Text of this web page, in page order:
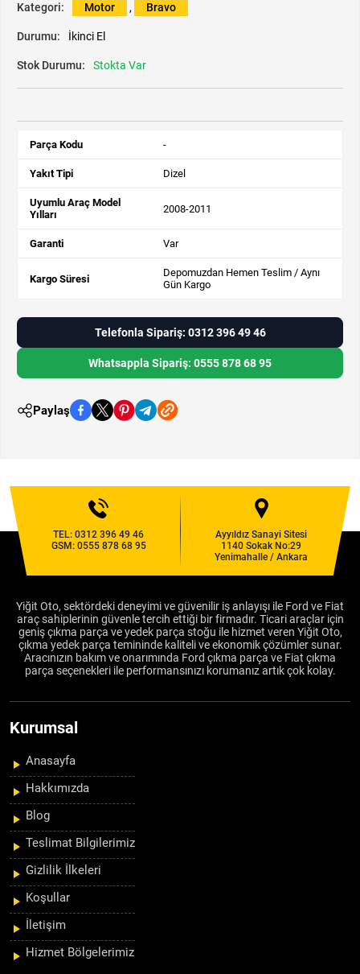
Kategori: Motor , Bravo
Durumu: İkinci El
Stok Durumu: Stokta Var
Parça Kodu -
Yakıt Tipi Dizel
Uyumlu Araç Model
Yılları
2008-2011
Garanti Var
Kargo Süresi
Depomuzdan Hemen Teslim / Aynı
Gün Kargo
Telefonla Sipariş: 0312 396 49 46
Whatsappla Sipariş: 0555 878 68 95
Paylaş
TEL:0312 396 49 46
GSM: 0555 878 68 95
Ayyıldız Sanayi Sitesi
1140 Sokak No:29
Yenimahalle / Ankara
Yiğit Oto, sektördeki deneyimi ve güvenilir iş anlayışı ile Ford ve Fiat
araç sahiplerinin güvenle tercih ettiği bir firmadır. Ticari araçlar için
geniş çıkma parça ve yedek parça stoğu ile hizmet veren Yiğit Oto,
çıkma yedek parça temininde kaliteli ve ekonomik çözümler sunar.
Aracınızın bakım ve onarımında Ford çıkma parça ve Fiat çıkma
parça seçenekleri ile performansınızı korumanız artık çok kolay.
Kurumsal
Anasayfa
Hakkımızda
Blog
Teslimat Bilgilerimiz
Gizlilik İlkeleri
Koşullar
İletişim
Hizmet Bölgelerimiz